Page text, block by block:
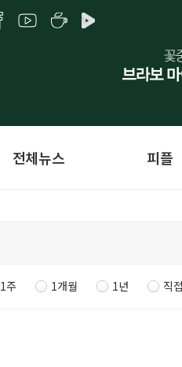
전체뉴스 피플
1주 1개월 1년 직